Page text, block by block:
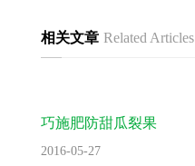
相关文章 Related Articles
巧施肥防甜瓜裂果
2016-05-27